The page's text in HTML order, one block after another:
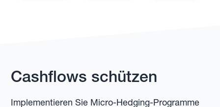
Cashflows schützen
Implementieren Sie Micro-Hedging-Programme